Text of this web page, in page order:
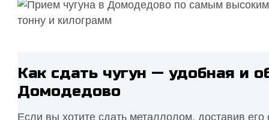
Как сдать чугун — удобная и
Домодедово
Если вы хотите сдать металлолом, доставив